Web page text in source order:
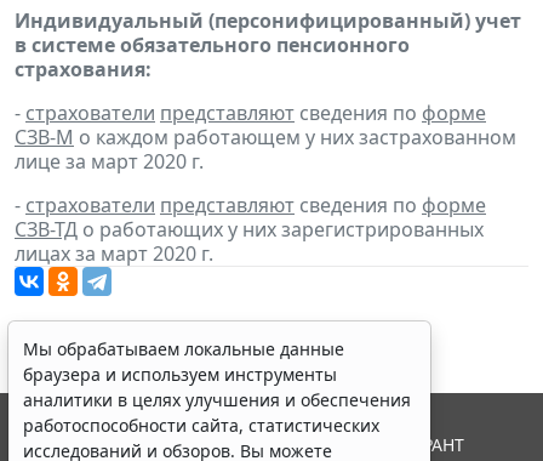
Индивидуальный (персонифицированный) учет
в системе обязательного пенсионного
страхования:
- страхователи представляют сведения по форме
СЗВ-М о каждом работающем у них застрахованном
лице за март 2020 г.
- страхователи представляют сведения по форме
СЗВ-ТД о работающих у них зарегистрированных
лицах за март 2020 г.
Мы обрабатываем локальные данные
браузера и используем инструменты
аналитики в целях улучшения и обеспечения
работоспособности сайта, статистических
исследований и обзоров. Вы можете
© ООО "НПП "ГАРАНТ-СЕРВИС", 2026. Система ГАРАНТ